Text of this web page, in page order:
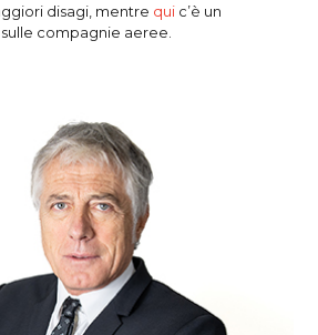
disagi, mentre qui c’è un
compagnie aeree.